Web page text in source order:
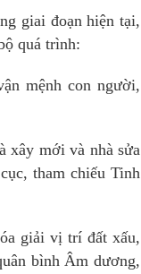
giai đoạn hiện tại,
quá trình:
mệnh con người,
xây mới và nhà sửa
tham chiếu Tinh
giải vị trí đất xấu,
bình Âm dương,